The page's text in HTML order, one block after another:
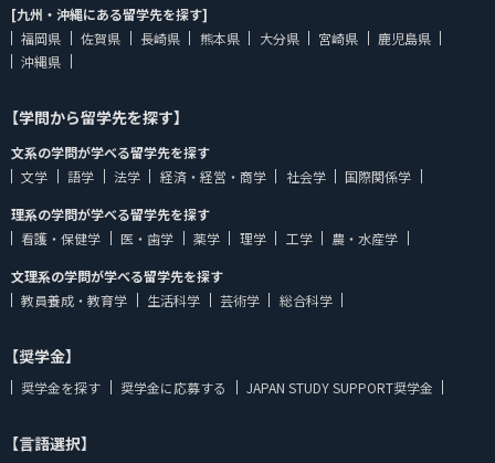
[九州・沖縄にある留学先を探す]
福岡県
佐賀県 長崎県 熊本県 大分県 宮崎県
鹿児島県
沖縄県
【学問から留学先を探す】
文系の学問が学べる留学先を探す
文学
語学 法学 経済・経営・商学 社会学
国際関係学
理系の学問が学べる留学先を探す
看護・保健学
医・歯学 薬学 理学 工学
農・水産学
文理系の学問が学べる留学先を探す
教員養成・教育学
生活科学 芸術学 総合科学
【奨学金】
奨学金を探す 奨学金に応募する JAPAN STUDY SUPPORT奨学金
【言語選択】